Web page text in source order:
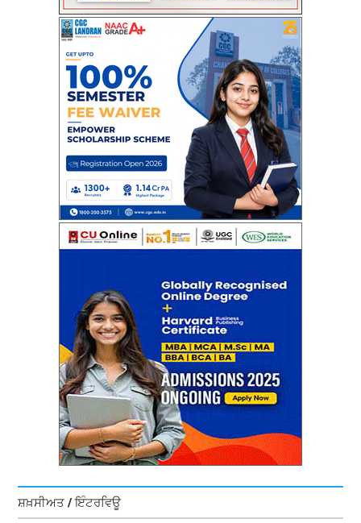
ਸ਼ਖ਼ਸੀਅਤ / ਇੰਟਰਵਿਊ